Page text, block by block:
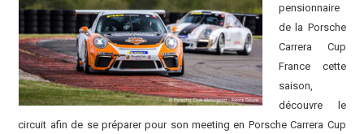
pensionnaire
de la Porsche
Carrera Cup
France cette
saison,
découvre le
circuit afin de se préparer pour son meeting en Porsche Carrera Cup